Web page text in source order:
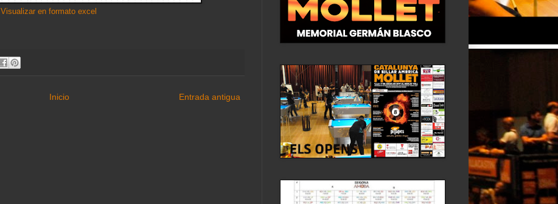
Visualizar en formato excel
Entrada antigua
Inicio